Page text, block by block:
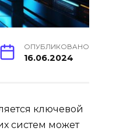
ОПУБЛИКОВАНО
16.06.2024
ключевой
систем может